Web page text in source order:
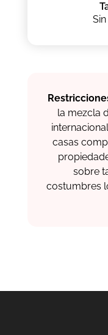
la mezcla
casas
sobre
costumbres